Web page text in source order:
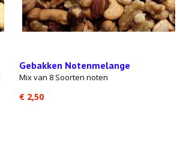
Gebakken Notenmelange
Mix van 8 Soorten noten
€ 2,50